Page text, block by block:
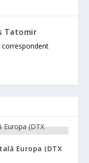
Tatomir
correspondent
Europa (DTX